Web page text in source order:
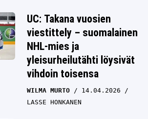
UC: Takana vuosien
viestittely – suomalainen
NHL-mies ja
yleisurheilutähti löysivät
vihdoin toisensa
WILMA MURTO
14.04.2026
LASSE HONKANEN